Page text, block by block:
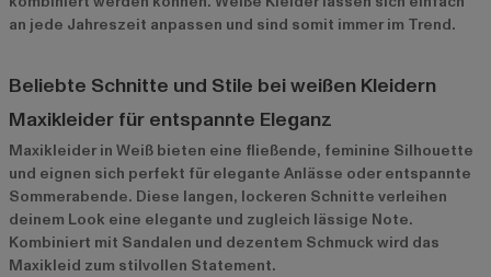
an jede Jahreszeit anpassen und sind somit immer im Trend.
Beliebte Schnitte und Stile bei weißen Kleidern
Maxikleider für entspannte Eleganz
Maxikleider in Weiß bieten eine fließende, feminine Silhouette
und eignen sich perfekt für elegante Anlässe oder entspannte
Sommerabende. Diese langen, lockeren Schnitte verleihen
deinem Look eine elegante und zugleich lässige Note.
Kombiniert mit Sandalen und dezentem Schmuck wird das
Maxikleid zum stilvollen Statement.